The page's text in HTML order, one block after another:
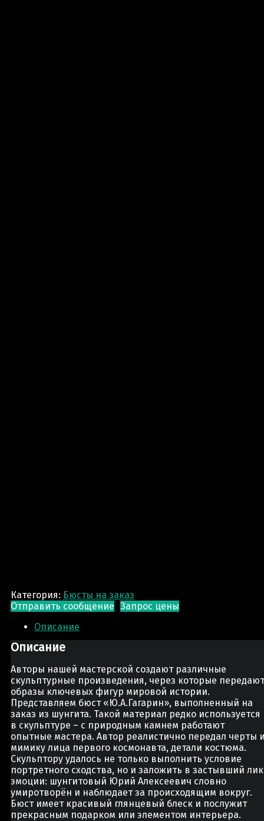
Категория: Бюсты на заказ
Отправить сообщение Запрос цены
Описание
Описание
Авторы нашей мастерской создают различные
скульптурные произведения, через которые передают
образы ключевых фигур мировой истории.
Представляем бюст «Ю.А.Гагарин», выполненный на
заказ из шунгита. Такой материал редко используется
в скульптуре – с природным камнем работают
опытные мастера. Автор реалистично передал черты
мимику лица первого космонавта, детали костюма.
Скульптору удалось не только выполнить условие
портретного сходства, но и заложить в застывший лик
эмоции: шунгитовый Юрий Алексеевич словно
умиротворён и наблюдает за происходящим вокруг.
Бюст имеет красивый глянцевый блеск и послужит
прекрасным подарком или элементом интерьера.